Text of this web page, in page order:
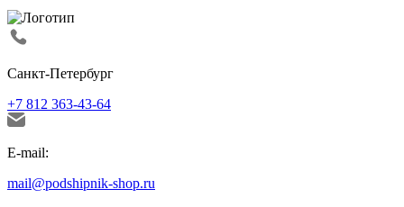
Санкт-Петербург
+7 812 363-43-64
E-mail:
mail@podshipnik-shop.ru